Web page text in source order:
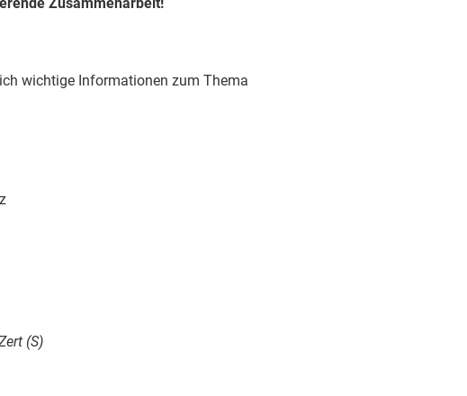
wichtige Informationen zum Thema
(S)